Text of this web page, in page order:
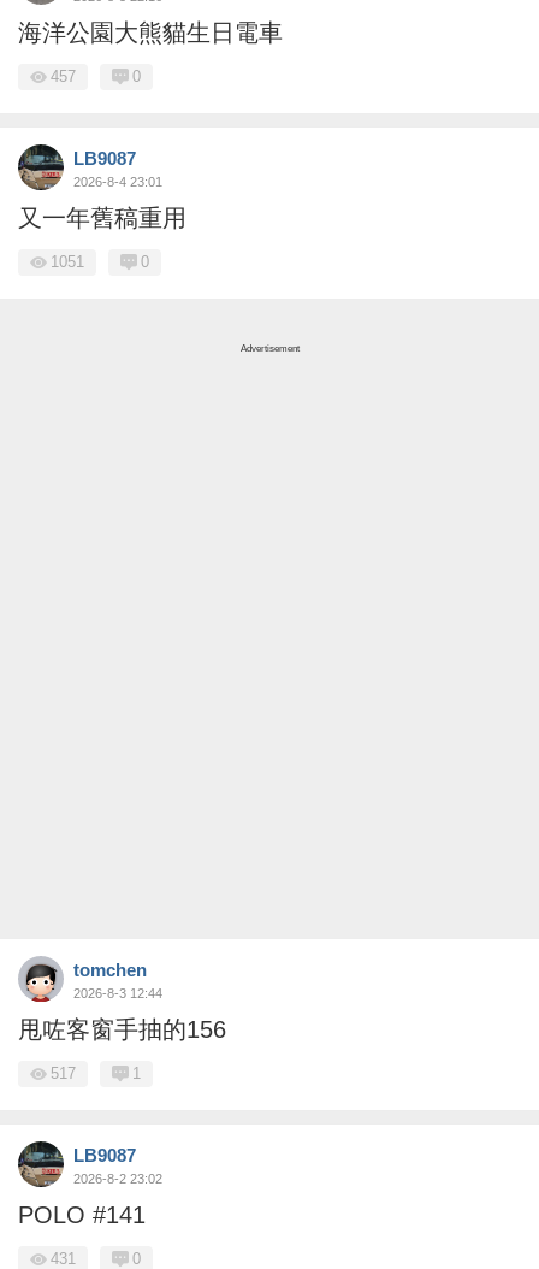
海洋公園大熊貓生日電車
457 0
LB9087
2026-8-4 23:01
又一年舊稿重用
1051 0
Advertisement
tomchen
2026-8-3 12:44
甩咗客窗手抽的156
517 1
LB9087
2026-8-2 23:02
POLO #141
431 0